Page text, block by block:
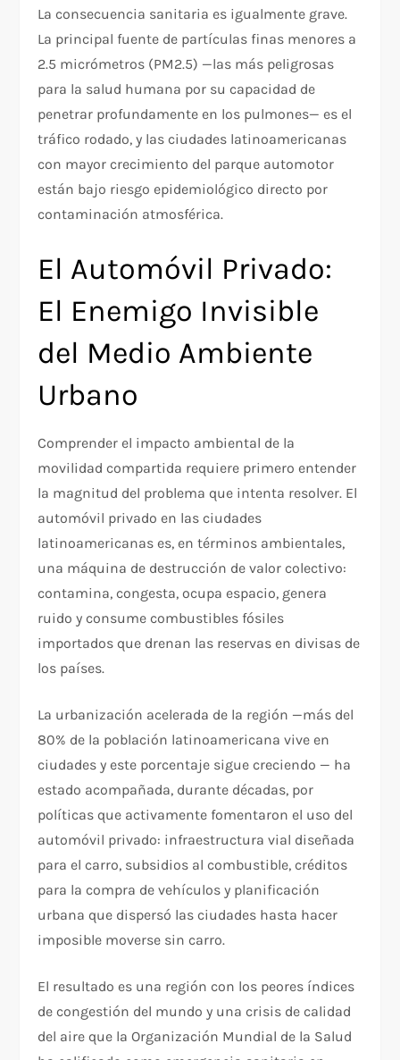
La consecuencia sanitaria es igualmente grave.
La principal fuente de partículas finas menores a
2.5 micrómetros (PM2.5) —las más peligrosas
para la salud humana por su capacidad de
penetrar profundamente en los pulmones— es el
tráfico rodado, y las ciudades latinoamericanas
con mayor crecimiento del parque automotor
están bajo riesgo epidemiológico directo por
contaminación atmosférica.
El Automóvil Privado:
El Enemigo Invisible
del Medio Ambiente
Urbano
Comprender el impacto ambiental de la
movilidad compartida requiere primero entender
la magnitud del problema que intenta resolver. El
automóvil privado en las ciudades
latinoamericanas es, en términos ambientales,
una máquina de destrucción de valor colectivo:
contamina, congesta, ocupa espacio, genera
ruido y consume combustibles fósiles
importados que drenan las reservas en divisas de
los países.
La urbanización acelerada de la región —más del
80% de la población latinoamericana vive en
ciudades y este porcentaje sigue creciendo — ha
estado acompañada, durante décadas, por
políticas que activamente fomentaron el uso del
automóvil privado: infraestructura vial diseñada
para el carro, subsidios al combustible, créditos
para la compra de vehículos y planificación
urbana que dispersó las ciudades hasta hacer
imposible moverse sin carro.
El resultado es una región con los peores índices
de congestión del mundo y una crisis de calidad
del aire que la Organización Mundial de la Salud